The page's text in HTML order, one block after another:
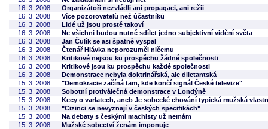
16. 3. 2008
Organizátoři nezvládli ani propagaci, ani režii
16. 3. 2008
Více pozorovatelů než účastníků
16. 3. 2008
Lidé už jsou prostě takoví
16. 3. 2008
Ne všichni budou nutně sdílet jedno subjektivní vidění světa
16. 3. 2008
Jan Čulík se asi špatně vyspal
16. 3. 2008
Čtenář Hlávka neporozuměl ničemu
16. 3. 2008
Kritikové nejsou ku prospěchu žádné společnosti
16. 3. 2008
Kritikové jsou ku prospěchu každé společnosti
16. 3. 2008
Demonstrace nebyla doktrinářská, ale diletantská
15. 3. 2008
"Demokracie začíná tam, kde končí signál České televize"
15. 3. 2008
Sobotní protiválečná demonstrace v Londýně
15. 3. 2008
Kecy o varlatech, aneb Je sobecké chování typická mužská
15. 3. 2008
"Cizinci se nevyznají v českých specifikách"
15. 3. 2008
Na debaty s českými machisty už nemám
15. 3. 2008
Mužské sobectví ženám imponuje